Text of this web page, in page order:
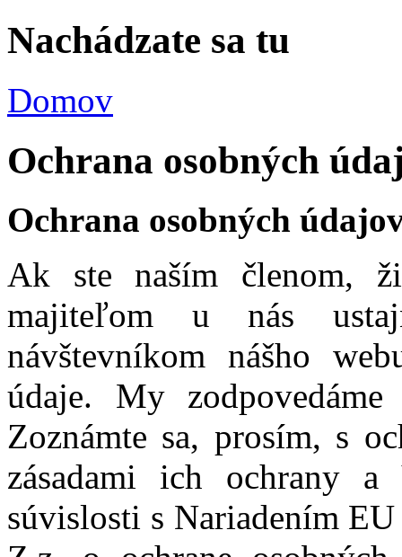
Nachádzate sa tu
Domov
Ochrana osobných
Ochrana osobných
Ak ste naším členom,
majiteľom u nás
návštevníkom nášho
údaje. My
Zoznámte sa, prosím, s
zásadami ich ochrany
súvislosti s Nariadením